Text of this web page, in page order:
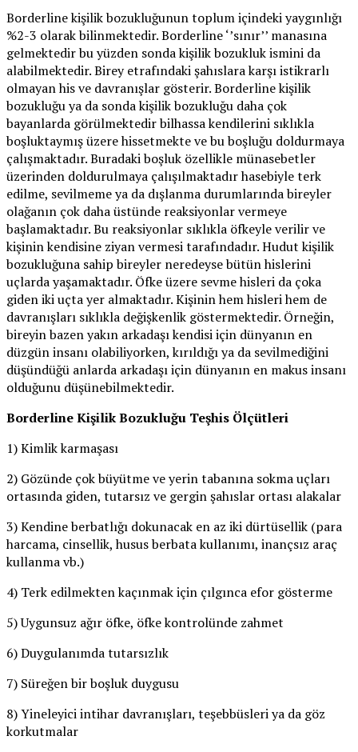
Borderline kişilik bozukluğunun toplum içindeki yaygınlığı
%2-3 olarak bilinmektedir. Borderline ‘’sınır’’ manasına
gelmektedir bu yüzden sonda kişilik bozukluk ismini da
alabilmektedir. Birey etrafındaki şahıslara karşı istikrarlı
olmayan his ve davranışlar gösterir. Borderline kişilik
bozukluğu ya da sonda kişilik bozukluğu daha çok
bayanlarda görülmektedir bilhassa kendilerini sıklıkla
boşluktaymış üzere hissetmekte ve bu boşluğu doldurmaya
çalışmaktadır. Buradaki boşluk özellikle münasebetler
üzerinden doldurulmaya çalışılmaktadır hasebiyle terk
edilme, sevilmeme ya da dışlanma durumlarında bireyler
olağanın çok daha üstünde reaksiyonlar vermeye
başlamaktadır. Bu reaksiyonlar sıklıkla öfkeyle verilir ve
kişinin kendisine ziyan vermesi tarafındadır. Hudut kişilik
bozukluğuna sahip bireyler neredeyse bütün hislerini
uçlarda yaşamaktadır. Öfke üzere sevme hisleri da çoka
giden iki uçta yer almaktadır. Kişinin hem hisleri hem de
davranışları sıklıkla değişkenlik göstermektedir. Örneğin,
bireyin bazen yakın arkadaşı kendisi için dünyanın en
düzgün insanı olabiliyorken, kırıldığı ya da sevilmediğini
düşündüğü anlarda arkadaşı için dünyanın en makus insanı
olduğunu düşünebilmektedir.
Borderline Kişilik Bozukluğu Teşhis Ölçütleri
1) Kimlik karmaşası
2) Gözünde çok büyütme ve yerin tabanına sokma uçları
ortasında giden, tutarsız ve gergin şahıslar ortası alakalar
3) Kendine berbatlığı dokunacak en az iki dürtüsellik (para
harcama, cinsellik, husus berbata kullanımı, inançsız araç
kullanma vb.)
4) Terk edilmekten kaçınmak için çılgınca efor gösterme
5) Uygunsuz ağır öfke, öfke kontrolünde zahmet
6) Duygulanımda tutarsızlık
7) Süreğen bir boşluk duygusu
8) Yineleyici intihar davranışları, teşebbüsleri ya da göz
korkutmalar